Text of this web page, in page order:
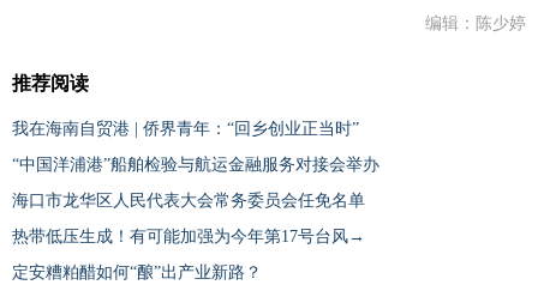
编辑：陈少婷
推荐阅读
我在海南自贸港 | 侨界青年：“回乡创业正当时”
“中国洋浦港”船舶检验与航运金融服务对接会举办
海口市龙华区人民代表大会常务委员会任免名单
热带低压生成！有可能加强为今年第17号台风→
定安糟粕醋如何“酿”出产业新路？